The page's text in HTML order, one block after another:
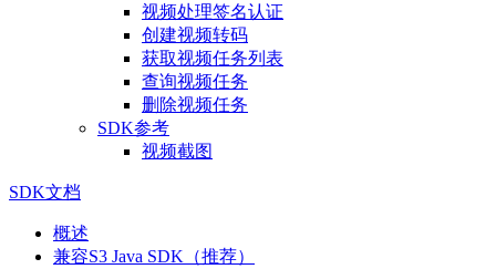
视频处理签名认证
创建视频转码
获取视频任务列表
查询视频任务
删除视频任务
SDK参考
视频截图
SDK文档
概述
兼容S3 Java SDK（推荐）